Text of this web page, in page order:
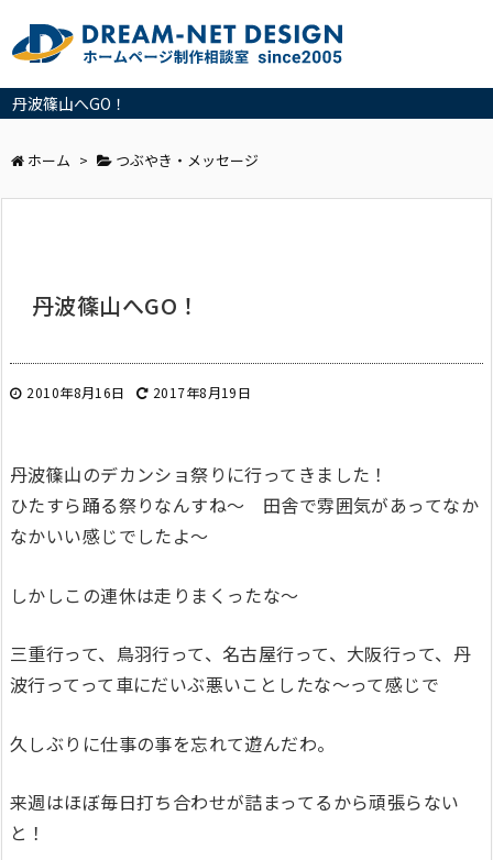
丹波篠山へGO！
ホーム > つぶやき・メッセージ
丹波篠山へGO！
2010年8月16日 2017年8月19日
丹波篠山のデカンショ祭りに行ってきました！
ひたすら踊る祭りなんすね～ 田舎で雰囲気があってなか
なかいい感じでしたよ～
しかしこの連休は走りまくったな～
三重行って、鳥羽行って、名古屋行って、大阪行って、丹
波行ってって車にだいぶ悪いことしたな～って感じで
久しぶりに仕事の事を忘れて遊んだわ。
来週はほぼ毎日打ち合わせが詰まってるから頑張らない
と！